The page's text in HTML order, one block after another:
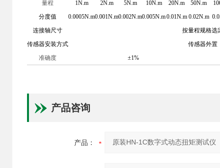
量程 1N.m 2N.m 5N.m 10N.m 20N.m 50N.m
分度值
0.0005N.m0.001N.m0.002N.m0.005N.m0.01N.m 0.02N.m
连接轴尺寸
按量程规格选
传感器安装方式
传感器外置
准确度
±1%
产品咨询
产品：